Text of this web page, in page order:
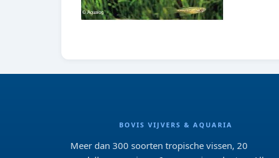
BOVIS VIJVERS & AQUARIA
Meer dan 300 soorten tropische vissen, 20